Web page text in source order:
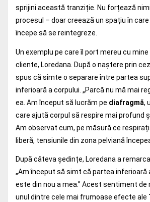
sprijini această tranziție. Nu forțează
procesul – doar creează un spațiu în
începe să se reintegreze.
Un exemplu pe care îl port mereu cu
cliente, Loredana. După o naștere prin
spus că simte o separare între partea
inferioară a corpului. „Parcă nu mă mai
ea. Am început să lucrăm pe diafragmă,
care ajută corpul să respire mai profund
Am observat cum, pe măsură ce
liberă, tensiunile din zona pelviană
După câteva ședințe, Loredana a
„Am început să simt că partea inferioară
este din nou a mea.” Acest sentiment
unul dintre cele mai frumoase efecte ale